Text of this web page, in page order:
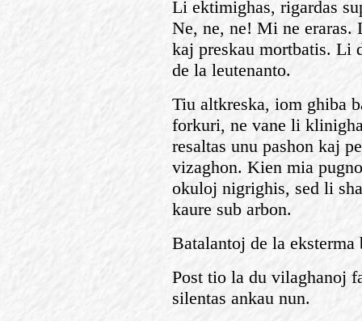
Li ektimighas, rigardas
Ne, ne, ne! Mi ne
kaj preskau mortbatis. Li
de la leutenanto.
Tiu altkreska, iom ghiba
forkuri, ne vane li
resaltas unu pashon kaj
vizaghon. Kien mia
okuloj nigrighis, sed li
kaure sub arbon.
Batalantoj de la
Post tio la du vilaghanoj
silentas ankau nun.